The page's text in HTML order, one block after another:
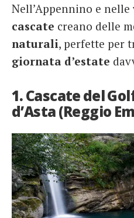
Nell’Appennino e nelle
cascate creano delle
naturali, perfette per
giornata d’estate
1. Cascate del
d’Asta (Reggio